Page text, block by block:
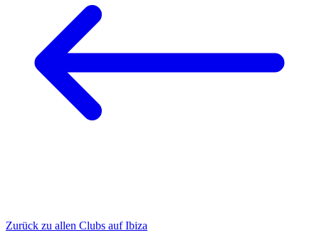
Zurück zu allen Clubs auf Ibiza